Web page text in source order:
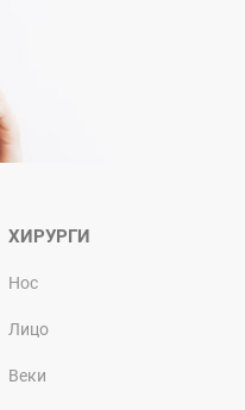
ХИРУРГИ
Нос
Лицо
Веки